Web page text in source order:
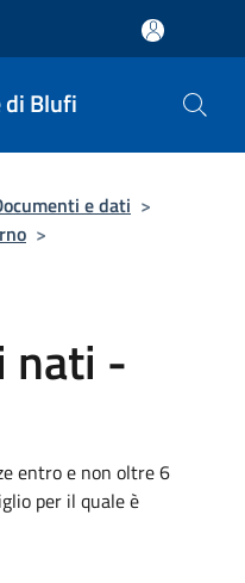
di Blufi
e dati >
>
nati -
entro e non oltre 6
per il quale è